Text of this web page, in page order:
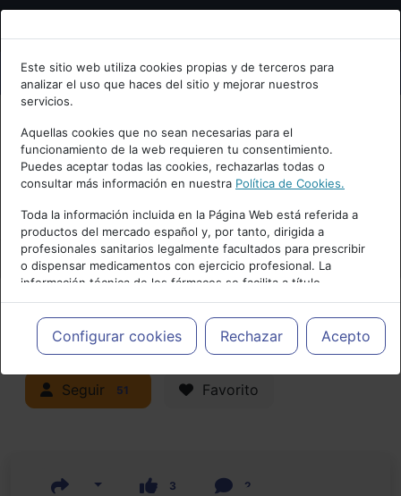
Bienvenid@ a psiquiatria.com
Escribe tu Email
Accede o regístrate con tu email.
Cancelar
Este sitio web utiliza cookies propias y de terceros para
analizar el uso que haces del sitio y mejorar nuestros
servicios.
Aquellas cookies que no sean necesarias para el
funcionamiento de la web requieren tu consentimiento.
Puedes aceptar todas las cookies, rechazarlas todas o
consultar más información en nuestra Política de Cookies.
Toda la información incluida en la Página Web está referida a
productos del mercado español y, por tanto, dirigida a
profesionales sanitarios legalmente facultados para prescribir
o dispensar medicamentos con ejercicio profesional. La
información técnica de los fármacos se facilita a título
meramente informativo, siendo responsabilidad de los
profesionales facultados prescribir medicamentos y decidir, en
cada caso concreto, el tratamiento más adecuado a las
necesidades del paciente.
Configurar cookies Rechazar Acepto
Actualidad y Artículos|
Neuropsiquiatría y Neurología
Seguir 51 Favorito
3 2